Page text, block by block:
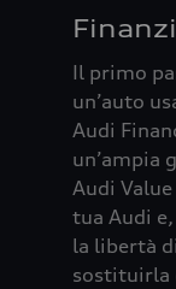
Il primo
un’auto
Audi
un’ampia
Audi
tua Audi
la libertà
sostituirla